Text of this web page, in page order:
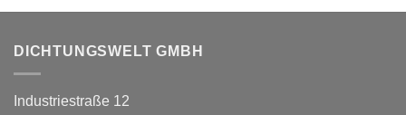
DICHTUNGSWELT GMBH
Industriestraße 12